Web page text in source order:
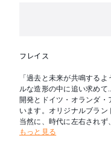
フレイス
「過去と未来が共鳴する
ルな造形の中に追い求め
開発とドイツ・オランダ
います。オリジナルブラ
当然に、時代に左右され
家具創りを目指しています
もっと見る